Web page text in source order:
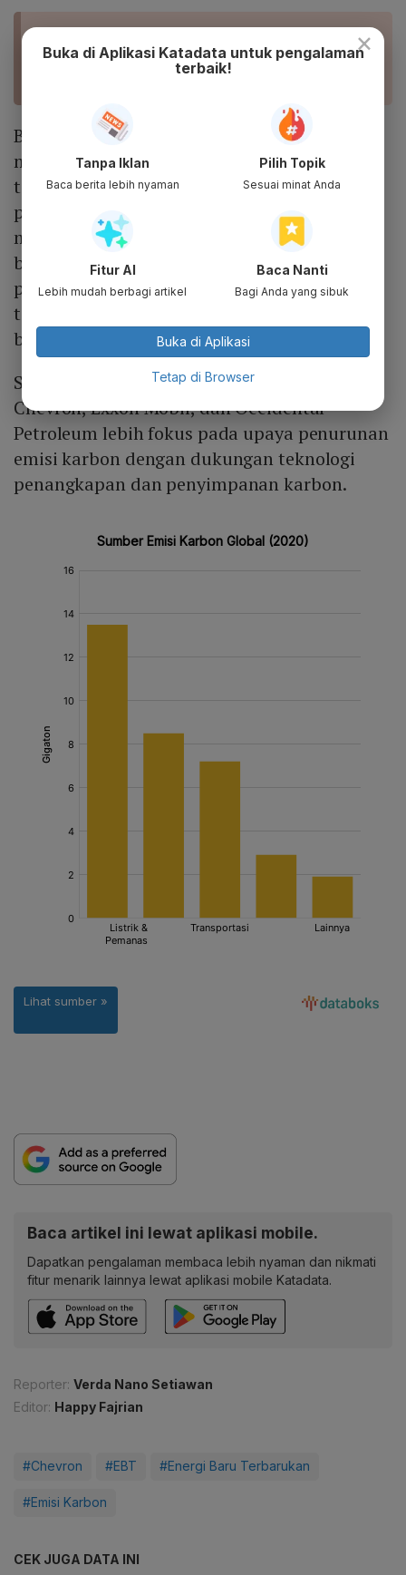
Akhir Era 50 Tahun Chevron di Blok Rokan,
Bagaimana Bersama Pertamina?
British Petroleum (BP), misalnya, akan
menginvestasikan sebesar US$ 3-4 miliar per
tahun untuk proyek-proyek rendah karbon
pada 2025 dan menurunkan produksi
migasnya sebesar 40% pada dekade
berikutnya. Sementara Royal Dutch Shell
pada Februari lalu menetapkan investasi
tahunan sebesar US$ 2-3 miliar untuk energi
bersih.
Sedangkan perusahaan migas AS seperti
Chevron, Exxon Mobil, dan Occidental
Petroleum lebih fokus pada upaya penurunan
emisi karbon dengan dukungan teknologi
penangkapan dan penyimpanan karbon.
Baca artikel ini lewat aplikasi mobile.
Dapatkan pengalaman membaca lebih nyaman dan nikmati
fitur menarik lainnya lewat aplikasi mobile Katadata.
Reporter: Verda Nano Setiawan
Editor: Happy Fajrian
#Chevron #EBT #Energi Baru Terbarukan
#Emisi Karbon
CEK JUGA DATA INI
×
Buka di Aplikasi Katadata untuk pengalaman
terbaik!
Tanpa Iklan
Baca berita lebih nyaman
Pilih Topik
Sesuai minat Anda
Fitur AI
Lebih mudah berbagi artikel
Baca Nanti
Bagi Anda yang sibuk
Buka di Aplikasi
Tetap di Browser